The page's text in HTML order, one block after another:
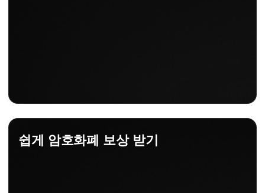
쉽게 암호화폐 보상 받기